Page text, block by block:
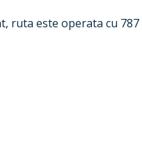
este operata cu 787